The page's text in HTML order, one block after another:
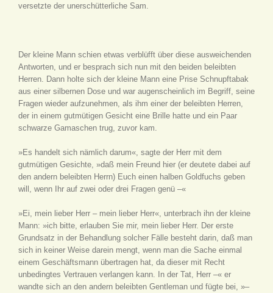
versetzte der unerschütterliche Sam.
Der kleine Mann schien etwas verblüfft über diese ausweichenden
Antworten, und er besprach sich nun mit den beiden beleibten
Herren. Dann holte sich der kleine Mann eine Prise Schnupftabak
aus einer silbernen Dose und war augenscheinlich im Begriff, seine
Fragen wieder aufzunehmen, als ihm einer der beleibten Herren,
der in einem gutmütigen Gesicht eine Brille hatte und ein Paar
schwarze Gamaschen trug, zuvor kam.
»Es handelt sich nämlich darum«, sagte der Herr mit dem
gutmütigen Gesichte, »daß mein Freund hier (er deutete dabei auf
den andern beleibten Herrn) Euch einen halben Goldfuchs geben
will, wenn Ihr auf zwei oder drei Fragen genü –«
»Ei, mein lieber Herr – mein lieber Herr«, unterbrach ihn der kleine
Mann: »ich bitte, erlauben Sie mir, mein lieber Herr. Der erste
Grundsatz in der Behandlung solcher Fälle besteht darin, daß man
sich in keiner Weise darein mengt, wenn man die Sache einmal
einem Geschäftsmann übertragen hat, da dieser mit Recht
unbedingtes Vertrauen verlangen kann. In der Tat, Herr –« er
wandte sich an den andern beleibten Gentleman und fügte bei, »–